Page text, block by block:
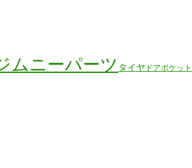
ムニーパーツ タイヤ ドアポケット